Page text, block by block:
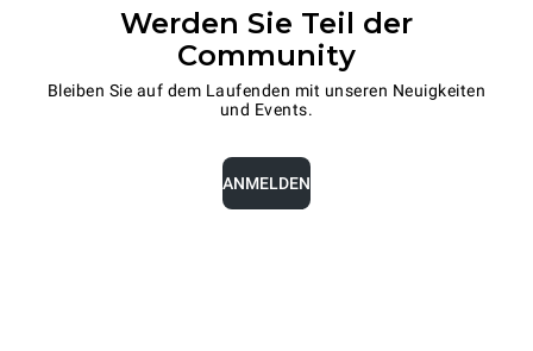
Werden Sie Teil der
Community
Bleiben Sie auf dem Laufenden mit unseren Neuigkeiten
und Events.
ANMELDEN